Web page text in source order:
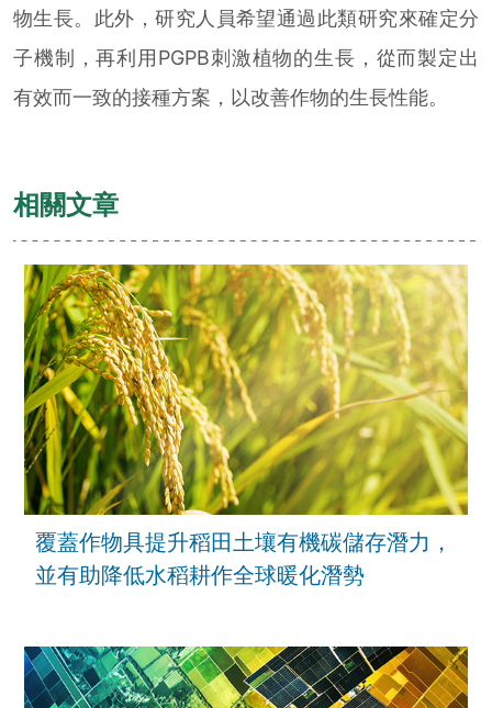
物生長。此外，研究人員希望通過此類研究來確定分
子機制，再利用PGPB刺激植物的生長，從而製定出
有效而一致的接種方案，以改善作物的生長性能。
相關文章
覆蓋作物具提升稻田土壤有機碳儲存潛力，
並有助降低水稻耕作全球暖化潛勢